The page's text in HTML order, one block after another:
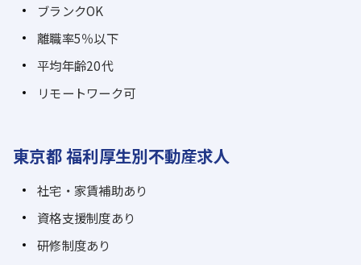
ブランクOK
離職率5％以下
平均年齢20代
リモートワーク可
東京都 福利厚生別不動産求人
社宅・家賃補助あり
資格支援制度あり
研修制度あり